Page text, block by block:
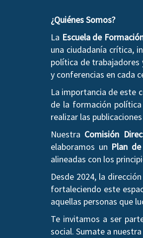
¿Quiénes Somos?
La Escuela de
una ciudadanía crítica,
política de trabajadores
y conferencias en cada
La importancia de este
de la formación
realizar las
Nuestra Comisión
elaboramos un Plan
alineadas con los
Desde 2024, la
fortaleciendo este
aquellas personas que
Te invitamos a ser
social. Sumate a